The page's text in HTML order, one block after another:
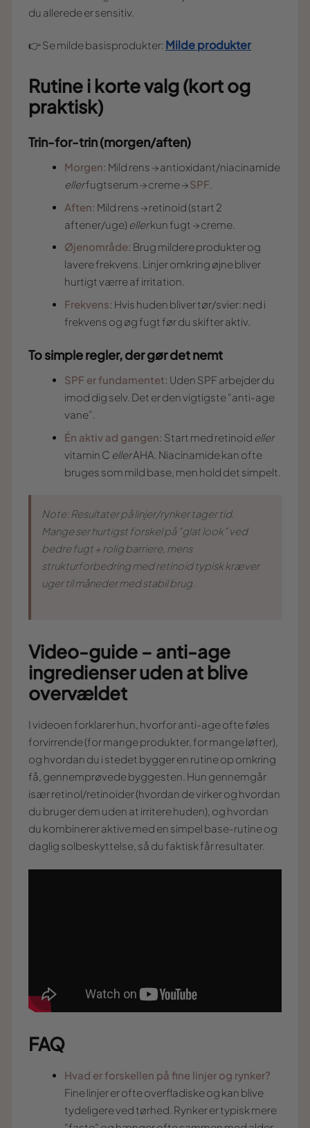
du allerede er sensitiv.
👉 Se milde basisprodukter: Milde produkter
Rutine i korte valg (kort og
praktisk)
Trin-for-trin (morgen/aften)
Morgen: Mild rens → antioxidant/niacinamide
ellerfugtserum → creme →SPF
Aften: Mild rens → retinoid (start 2
aftener/uge) ellerkun fugt → creme.
Øjenområde: Brug mildere produkter og
lavere frekvens. Linjer omkring øjne bliver
hurtigt værre af irritation.
Frekvens: Hvis huden bliver tør/svier: ned i
frekvens og øg fugt før du skifter aktiv.
To simple regler, der gør det nemt
SPF er fundamentet: Uden SPF arbejder du
imod dig selv. Det er den vigtigste “anti-age
vane”.
Én aktiv ad gangen: Start med retinoid eller
vitamin C ellerAHA. Niacinamide kan ofte
bruges som mild base, men hold det simpelt.
Note: Resultater på linjer/rynker tager tid.
Mange ser hurtigst forskel på “glat look” ved
bedre fugt + rolig barriere, mens
strukturforbedring med retinoid typisk kræver
uger til måneder med stabil brug.
Video-guide – anti-age
ingredienser uden at blive
overvældet
I videoen forklarer hun, hvorfor anti-age ofte føles
forvirrende (for mange produkter, for mange løfter),
og hvordan du i stedet bygger en rutine op omkring
få, gennemprøvede byggesten. Hun gennemgår
især retinol/retinoider (hvordan de virker og hvordan
du bruger dem uden at irritere huden), og hvordan
du kombinerer aktive med en simpel base-rutine og
daglig solbeskyttelse, så du faktisk får resultater.
FAQ
Hvad er forskellen på fine linjer og rynker?
Fine linjer er ofte overfladiske og kan blive
tydeligere ved tørhed. Rynker er typisk mere